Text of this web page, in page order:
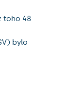
toho 48
bylo